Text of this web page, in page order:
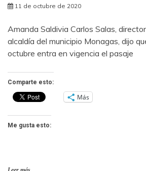
11 de octubre de 2020
Amanda Saldivia Carlos Salas,
alcaldía del municipio Monagas, dijo
octubre entra en vigencia el pasaje
Comparte esto:
Más
Me gusta esto: